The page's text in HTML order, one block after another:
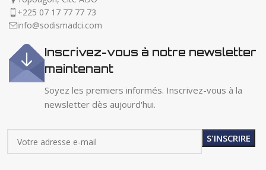
+225 07 17 77 77 73
info@sodismadci.com
Inscrivez-vous à notre newsletter
maintenant
Soyez les premiers informés. Inscrivez-vous à la
newsletter dès aujourd'hui.